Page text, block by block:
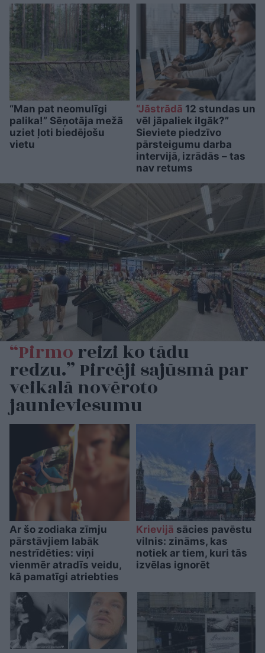
“Man pat neomulīgi
palika!” Sēņotāja mežā
uziet ļoti biedējošu
vietu
“Jāstrādā 12 stundas un
vēl jāpaliek ilgāk?”
Sieviete piedzīvo
pārsteigumu darba
intervijā, izrādās – tas
nav retums
“Pirmoreizi ko tādu
redzu.” Pircēji sajūsmā par
veikalā novēroto
jaunieviesumu
Ar šo zodiaka zīmju
pārstāvjiem labāk
nestrīdēties: viņi
vienmēr atradīs veidu,
kā pamatīgi atriebties
Krievijā sācies pavēstu
vilnis: zināms, kas
notiek ar tiem, kuri tās
izvēlas ignorēt